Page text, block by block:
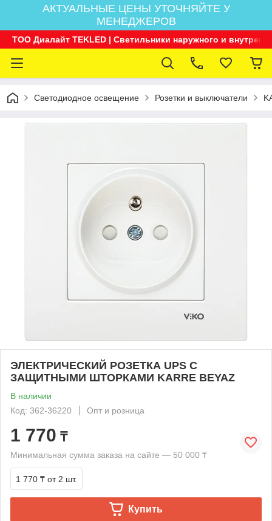
АКТУАЛЬНЫЕ ЦЕНЫ УТОЧНЯЙТЕ У
МЕНЕДЖЕРОВ
ТОО Диалайт TEKLED | Светильники наружного и
Светодиодное освещение Розетки и выключатели
ЭЛЕКТРИЧЕСКИЙ РОЗЕТКА UPS С
ЗАЩИТНЫМИ ШТОРКАМИ KARRE BEYAZ
В наличии
Код: 362-36220
Опт и розница
1 770 ₸
Минимальная сумма заказа на сайте — 50 000 ₸
1 770 ₸ от 2 шт.
Купить